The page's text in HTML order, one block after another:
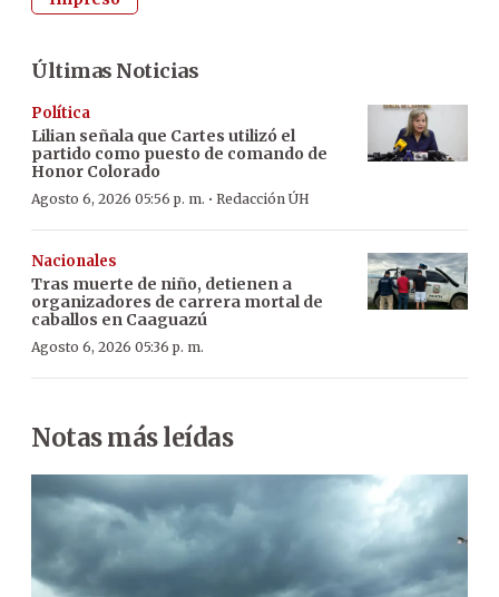
Últimas Noticias
Política
Lilian señala que Cartes utilizó el
partido como puesto de comando de
Honor Colorado
Agosto 6, 2026 05:56 p. m. · Redacción ÚH
Nacionales
Tras muerte de niño, detienen a
organizadores de carrera mortal de
caballos en Caaguazú
Agosto 6, 2026 05:36 p. m.
Notas más leídas